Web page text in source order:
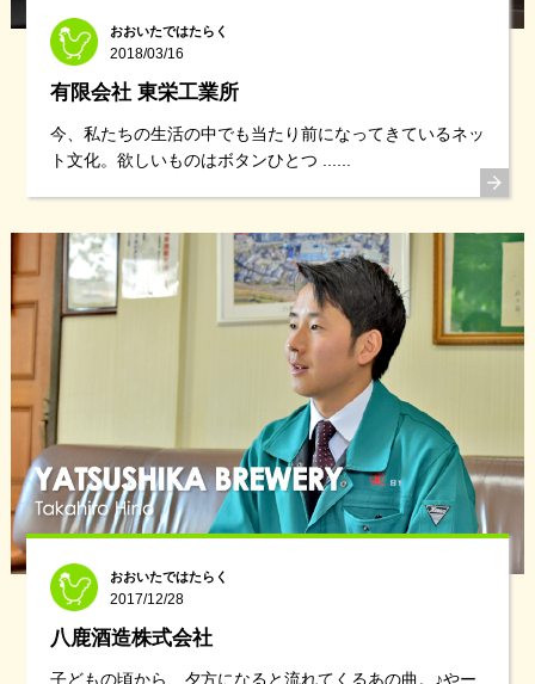
おおいたではたらく
2018/03/16
有限会社 東栄工業所
今、私たちの生活の中でも当たり前になってきているネッ
ト文化。欲しいものはボタンひとつ ......
おおいたではたらく
2017/12/28
八鹿酒造株式会社
子どもの頃から、夕方になると流れてくるあの曲。♪やー